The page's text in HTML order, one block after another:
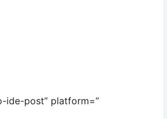
ide-post” platform=”